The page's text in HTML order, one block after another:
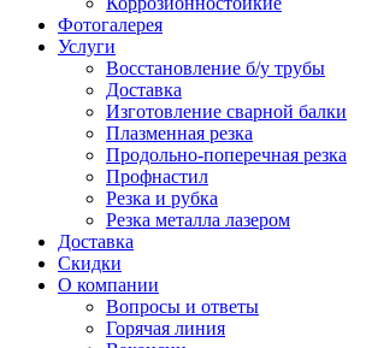
Фотогалерея
Услуги
Восстановление б/у трубы
Доставка
Изготовление сварной балки
Плазменная резка
Продольно-поперечная резка
Профнастил
Резка и рубка
Резка металла лазером
Доставка
Скидки
О компании
Вопросы и ответы
Горячая линия